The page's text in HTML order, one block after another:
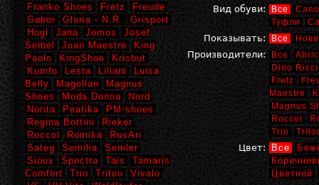
Вид обуви: Все
Туфли
Показывать: Все
Производители: Все
Dino Ricci
Fretz
Maestre
Magnus
Roccol
Trio
Цвет: Все
Цветной
Franko Shoes
Fretz
Freude
Gabor
Gloria - N.R.
Grisport
Hogl
Jana Jomos
Josef
Seibel
Juan Maestre
King
Paolo
KingShoe
Krisbut
Kumfo
Lesta Liliani
Luisa
Belly
Magellan
Magnus
Shoes
Moda Donna
Nord
Norita
Peatika
PM-shoes
Regina Bottini
Rieker
Roccol
Romika
RusAri
Sateg
Semilia
Semler
Sioux
Spectra Tais
Tamaris
Comfort
Trio Triton
Vivalo